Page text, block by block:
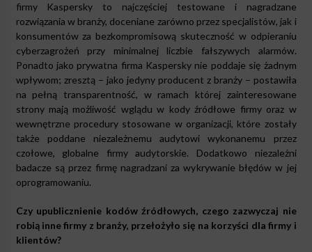
firmy Kaspersky to najczęściej testowane i nagradzane
rozwiązania w branży, doceniane zarówno przez specjalistów, jak i
konsumentów za bezkompromisową skuteczność w odpieraniu
cyberzagrożeń przy minimalnej liczbie fałszywych alarmów.
Ponadto jako prywatna firma Kaspersky nie poddaje się żadnym
wpływom; zresztą – jako jedyny producent z branży – postawiła
na pełną transparentność, w ramach której zainteresowane
strony mają możliwość wglądu w kody źródłowe firmy oraz w
wewnętrzne procedury stosowane w organizacji, które zostały
także poddane niezależnemu audytowi wykonanemu przez
czołowe, globalne firmy audytorskie. Dodatkowo niezależni
badacze są przez firmę nagradzani za wykrywanie błędów w jej
oprogramowaniu.
Czy upublicznienie kodów źródłowych, czego zazwyczaj nie
robią inne firmy z branży, przełożyło się na korzyści dla firmy i
klientów?